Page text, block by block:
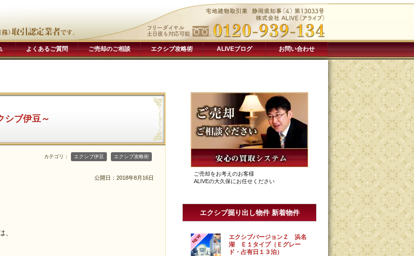
よくあるご質問 ご売却のご相談 エクシブ攻略術 ALIVEブログ お問い合わせ
ブ伊豆～
カテゴリ： エクシブ伊豆 エクシブ攻略術
公開日： 2018年8月16日
、
ご売却をお考えのお客様
ALIVEの大久保にお任せください
エクシブ掘り出し物件 新着物件
NEW
エクシブバージョンＺ 浜名
湖 Ｅ１タイプ（Ｅグレー
ド・占有日１３泊）